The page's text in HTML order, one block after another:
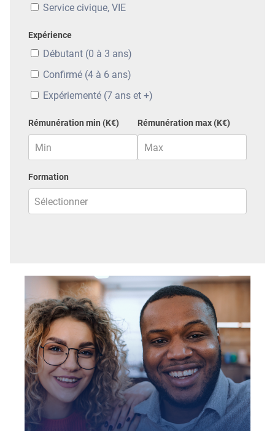
Service civique, VIE
Expérience
Débutant (0 à 3 ans)
Confirmé (4 à 6 ans)
Expériementé (7 ans et +)
Rémunération min (K€) Rémunération max (K€)
Formation